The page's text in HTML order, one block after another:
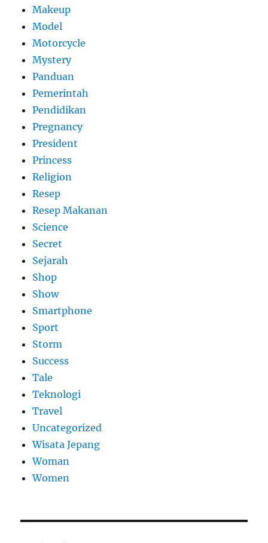
Makeup
Model
Motorcycle
Mystery
Panduan
Pemerintah
Pendidikan
Pregnancy
President
Princess
Religion
Resep
Resep Makanan
Science
Secret
Sejarah
Shop
Show
Smartphone
Sport
Storm
Success
Tale
Teknologi
Travel
Uncategorized
Wisata Jepang
Woman
Women